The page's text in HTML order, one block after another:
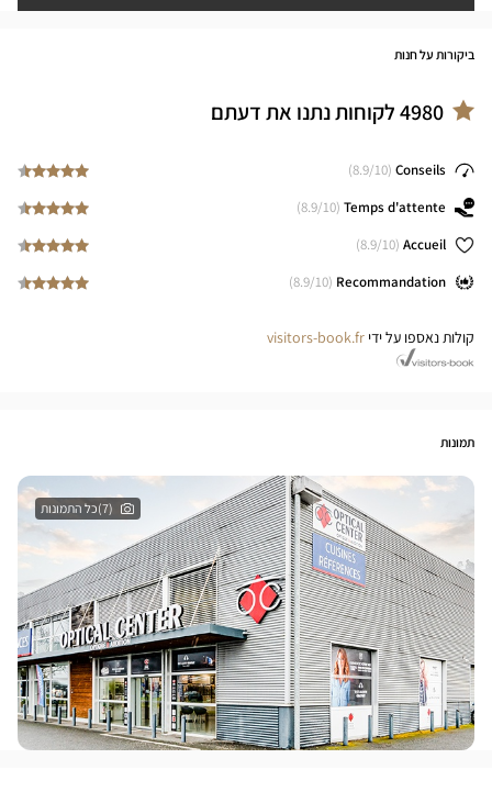
ביקורות על חנות
4980לקוחות נתנו את דעתם
Conseils
(
8.9/10)
Temps d'attente
(
8.9/10)
Accueil
(
8.9/10)
Recommandation
(
8.9/10)
קולות נאספו על ידי visitors-book.fr
תמונות
(7)כל התמונות